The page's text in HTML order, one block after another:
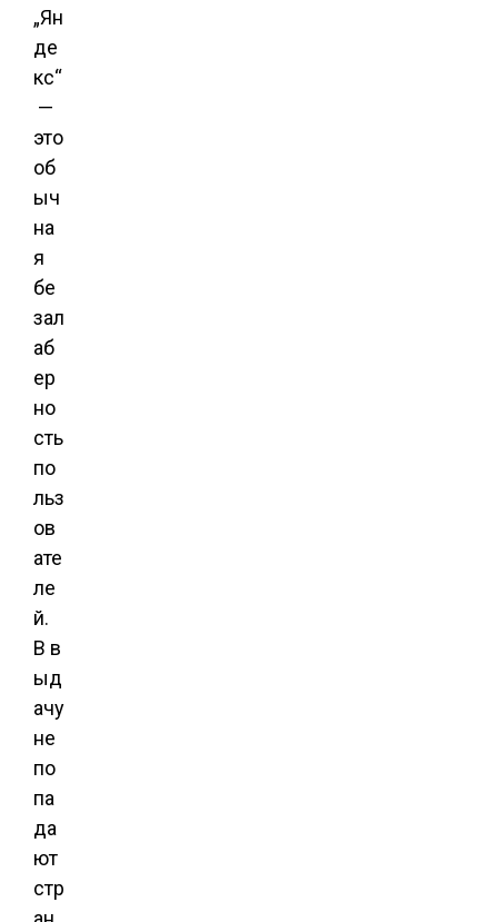
„Ян
де
кс“
—
это
об
ыч
на
я
бе
зал
аб
ер
но
сть
по
льз
ов
ате
ле
й.
В в
ыд
ачу
не
по
па
да
ют
стр